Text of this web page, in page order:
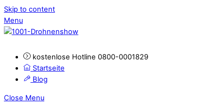
Skip to content
Menu
kostenlose Hotline 0800-0001829
Startseite
Blog
Close Menu